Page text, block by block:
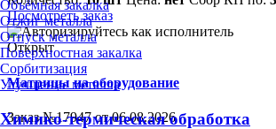
Объёмная закалка
Отжиг металла
Отпуск металла
Поверхностная закалка
Сорбитизация
Улучшение металла
Химико-термическая обработка
Посмотреть заказ
Открыт
Матрицы на оборудование
Заказ №17947 от 06.08.2026